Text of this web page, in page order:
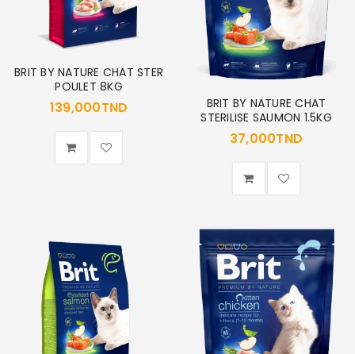
BRIT BY NATURE CHAT STER
POULET 8KG
139,000TND
BRIT BY NATURE CHAT
STERILISE SAUMON 1.5KG
37,000TND